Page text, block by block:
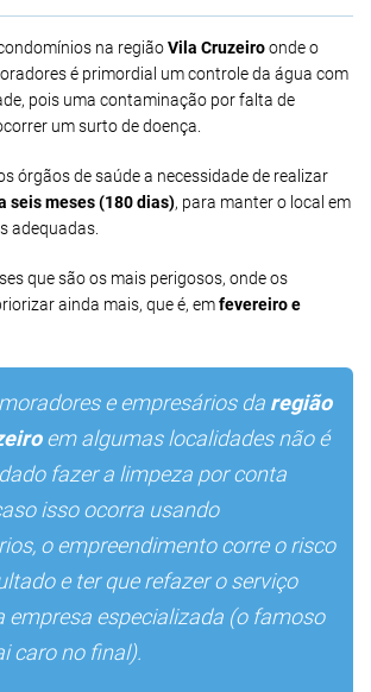
na regiãoVila Cruzeiroonde o
é primordial um controle da água com
pois uma contaminação por falta de
um surto de doença.
órgãos de saúde a necessidade de realizar
seis meses (180 dias), para manter o local em
adequadas.
que são os mais perigosos, onde os
ainda mais, que é, emfevereiro e
e empresários da região
em algumas localidades não é
fazer a limpeza por conta
isso ocorra usando
o empreendimento corre o risco
e ter que refazer o serviço
empresa especializada (o famoso
caro no final).